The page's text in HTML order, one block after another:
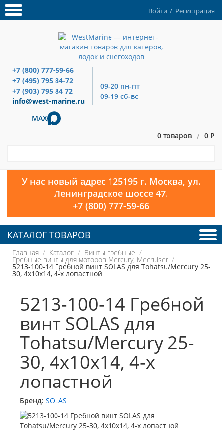
Войти / Регистрация
+7 (800) 777-59-66
+7 (495) 795 84-72
+7 (903) 795 84 72
info@west-marine.ru
09-20 пн-пт
09-19 сб-вс
MAX
0 товаров / 0 Р
У нас новый адрес 125195 г. Москва, ул.
Ленинградское шоссе 47.
+7 (800) 777-59-66
КАТАЛОГ ТОВАРОВ
Главная Каталог Винты гребные
Гребные винты для моторов Mercury, Mecruiser
5213-100-14 Гребной винт SOLAS для Tohatsu/Mercury 25-
30, 4x10x14, 4-х лопастной
5213-100-14 Гребной
винт SOLAS для
Tohatsu/Mercury 25-
30, 4x10x14, 4-х
лопастной
Бренд: SOLAS